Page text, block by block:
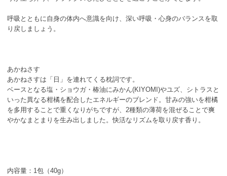
呼吸とともに自身の体内へ意識を向け、深い呼吸・心身のバランスを取
り戻しましょう。
あかねさす
あかねさすは「日」を連れてくる枕詞です。
ベースとなる塩・ショウガ・椿油にみかん(KIYOMI)やユズ、シトラスと
いった異なる柑橘を配合したエネルギーのブレンド。甘みの強いを柑橘
を多用することで重くなりがちですが、2種類の薄荷を混ぜることで爽
やかなまとまりを生み出しました。快活なリズムを取り戻す香り。
内容量：1包（40g）